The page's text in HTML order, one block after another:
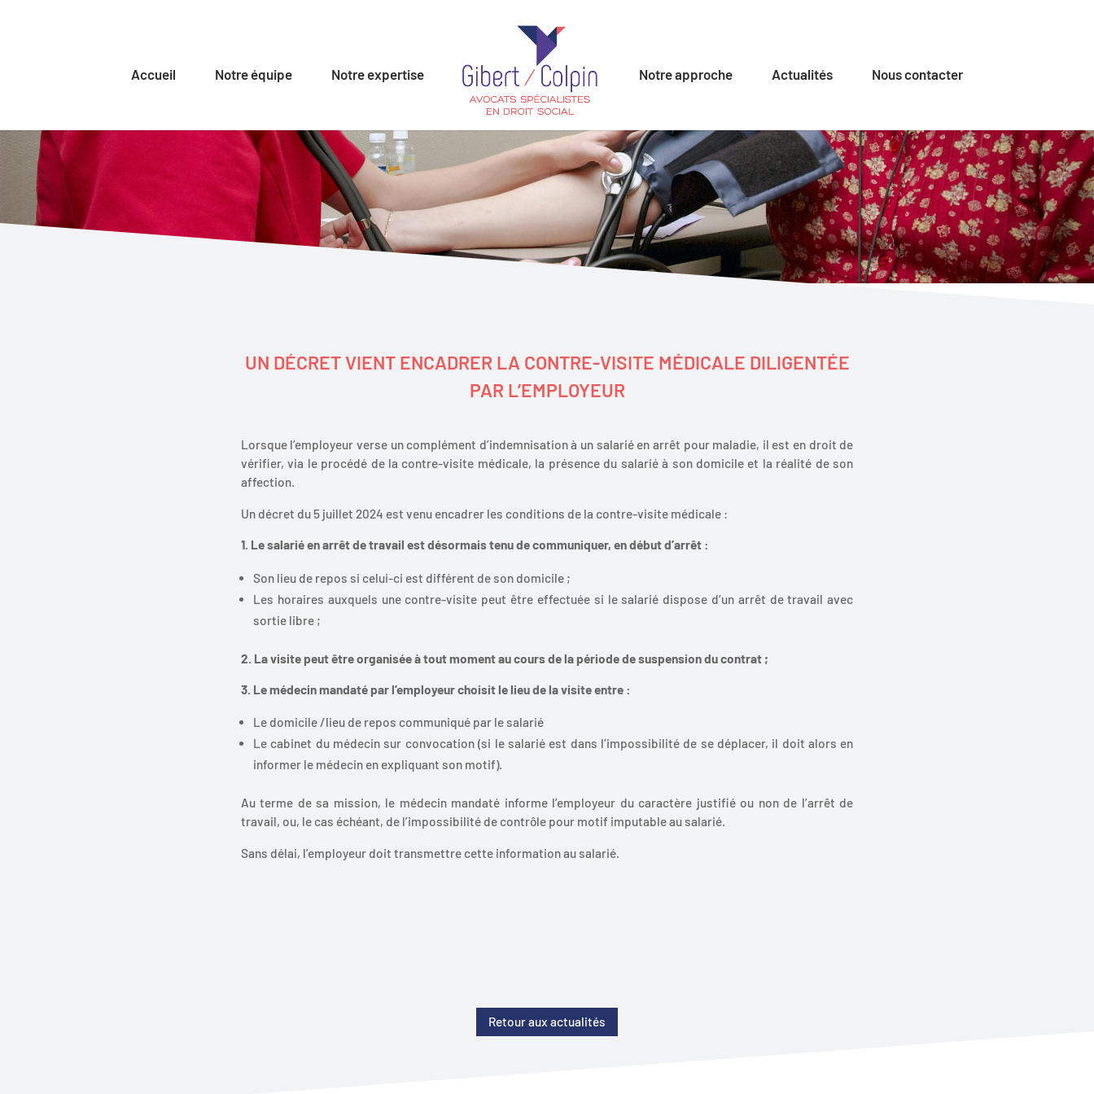
Accueil Notre équipe Notre expertise Notre approche Actualités Nous contacter
UN DÉCRET VIENT ENCADRER LA CONTRE-VISITE MÉDICALE DILIGENTÉE
PAR L’EMPLOYEUR
Lorsque l’employeur verse un complément d’indemnisation à un salarié en arrêt pour maladie, il est en droit de
vérifier, via le procédé de la contre-visite médicale, la présence du salarié à son domicile et la réalité de son
affection.
Un décret du 5 juillet 2024 est venu encadrer les conditions de la contre-visite médicale :
1. Le salarié en arrêt de travail est désormais tenu de communiquer, en début d’arrêt :
Son lieu de repos si celui-ci est différent de son domicile ;
Les horaires auxquels une contre-visite peut être effectuée si le salarié dispose d’un arrêt de travail avec
sortie libre ;
2. La visite peut être organisée à tout moment au cours de la période de suspension du contrat ;
3. Le médecin mandaté par l’employeur choisit le lieu de la visite entre :
Le domicile /lieu de repos communiqué par le salarié
Le cabinet du médecin sur convocation (si le salarié est dans l’impossibilité de se déplacer, il doit alors en
informer le médecin en expliquant son motif).
Au terme de sa mission, le médecin mandaté informe l’employeur du caractère justifié ou non de l’arrêt de
travail, ou, le cas échéant, de l’impossibilité de contrôle pour motif imputable au salarié.
Sans délai, l’employeur doit transmettre cette information au salarié.
Retour aux actualités